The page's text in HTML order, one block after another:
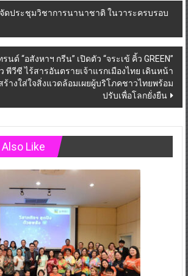
ดประชุมวิชาการนานาชาติ ในวาระครบรอบ
รนด์ “อสังหาฯ กรีน” เปิดตัว “จระเข้ คิ้ว GREEN”
พีวีซี ไร้สารอันตรายเจ้าแรกเมืองไทย เดินหน้า
างใส่ใจสิ่งแวดล้อมเผยผู้บริโภคชาวไทยพร้อม
ปรับเพื่อโลกยั่งยืน
Like